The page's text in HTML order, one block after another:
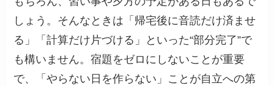
しょう。そんなときは「帰宅後に音読だけ済ませ
る」「計算だけ片づける」といった“部分完了”で
も構いません。宿題をゼロにしないことが重要
で、「やらない日を作らない」ことが自立への第